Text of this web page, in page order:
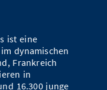
ist eine
dynamischen
Frankreich
in
16.300 junge